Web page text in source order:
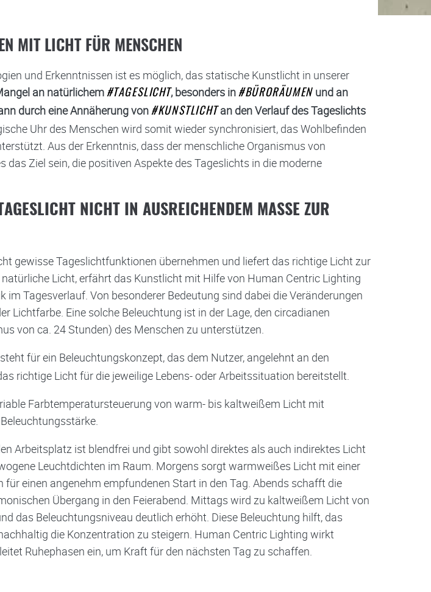
MIT LICHT FÜR MENSCHEN
und Erkenntnissen ist es möglich, das statische Kunstlicht in unserer
an natürlichem #TAGESLICHT, besonders in#BÜRORÄUMENund an
durch eine Annäherung von#KUNSTLICHTan den Verlauf des Tageslichts
Uhr des Menschen wird somit wieder synchronisiert, das Wohlbefinden
Aus der Erkenntnis, dass der menschliche Organismus von
das Ziel sein, die positiven Aspekte des Tageslichts in die moderne
NICHT IN AUSREICHENDEM MASSE ZUR V
gewisse Tageslichtfunktionen übernehmen und liefert das richtige Licht zur
Licht, erfährt das Kunstlicht mit Hilfe von Human Centric Lighting
im Tagesverlauf. Von besonderer Bedeutung sind dabei die Veränderungen
Lichtfarbe. Eine solche Beleuchtung ist in der Lage, den circadianen
von ca. 24 Stunden) des Menschen zu unterstützen.
für ein Beleuchtungskonzept, das dem Nutzer, angelehnt an den
richtige Licht für die jeweilige Lebens- oder Arbeitssituation bereitstellt.
Farbtemperatursteuerung von warm- bis kaltweißem Licht mit
Arbeitsplatz ist blendfrei und gibt sowohl direktes als auch indirektes Licht
Leuchtdichten im Raum. Morgens sorgt warmweißes Licht mit einer
einen angenehm empfundenen Start in den Tag. Abends schafft die
Übergang in den Feierabend. Mittags wird zu kaltweißem Licht von
das Beleuchtungsniveau deutlich erhöht. Diese Beleuchtung hilft, das
die Konzentration zu steigern. Human Centric Lighting wirkt
Ruhephasen ein, um Kraft für den nächsten Tag zu schaffen.